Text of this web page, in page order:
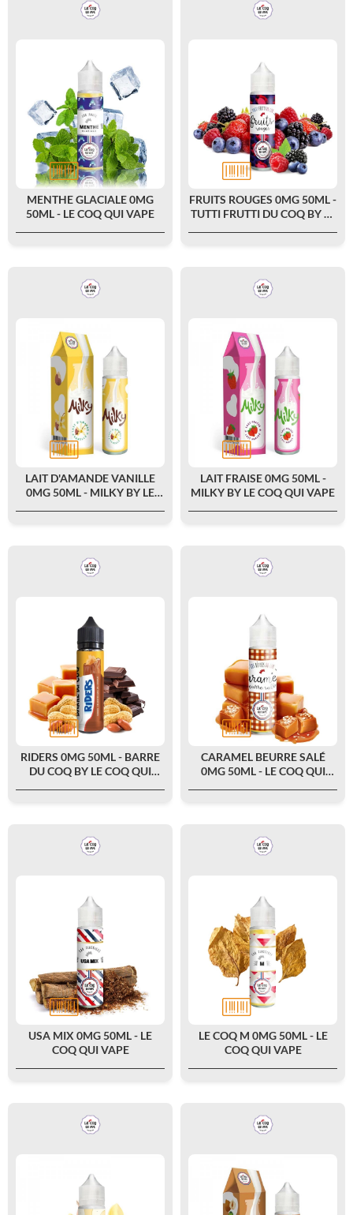
MENTHE GLACIALE 0MG
50ML - LE COQ QUI VAPE
FRUITS ROUGES 0MG 50ML -
TUTTI FRUTTI DU COQ BY LE
LAIT D'AMANDE VANILLE
0MG 50ML - MILKY BY LE
LAIT FRAISE 0MG 50ML -
MILKY BY LE COQ QUI VAPE
RIDERS 0MG 50ML - BARRE
DU COQ BY LE COQ QUI
CARAMEL BEURRE SALÉ
0MG 50ML - LE COQ QUI
USA MIX 0MG 50ML - LE
COQ QUI VAPE
LE COQ M 0MG 50ML - LE
COQ QUI VAPE